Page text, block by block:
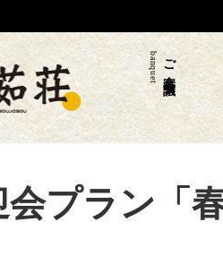
ご宴会 会議
banquet
会プラン「